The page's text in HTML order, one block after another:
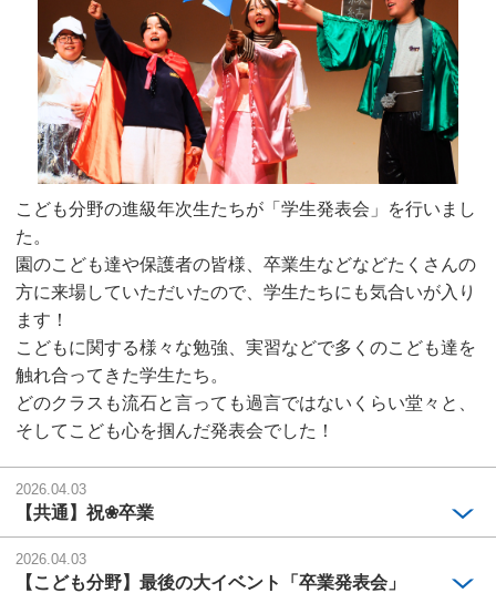
こども分野の進級年次生たちが「学生発表会」を行いまし
た。
園のこども達や保護者の皆様、卒業生などなどたくさんの
方に来場していただいたので、学生たちにも気合いが入り
ます！
こどもに関する様々な勉強、実習などで多くのこども達を
触れ合ってきた学生たち。
どのクラスも流石と言っても過言ではないくらい堂々と、
そしてこども心を掴んだ発表会でした！
2026.04.03
【共通】祝❀卒業
2026.04.03
【こども分野】最後の大イベント「卒業発表会」